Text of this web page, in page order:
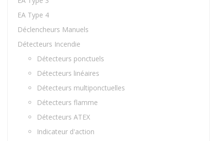
EA Type 4
Déclencheurs Manuels
Détecteurs Incendie
Détecteurs ponctuels
Détecteurs linéaires
Détecteurs multiponctuelles
Détecteurs flamme
Détecteurs ATEX
Indicateur d'action